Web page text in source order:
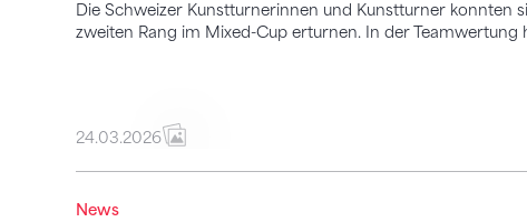
Die Schweizer Kunstturnerinnen und Kunstturner konnten
zweiten Rang im Mixed-Cup erturnen. In der Teamwertung
24.03.2026
News
Matteo Giubellini holt Bronze in Doha